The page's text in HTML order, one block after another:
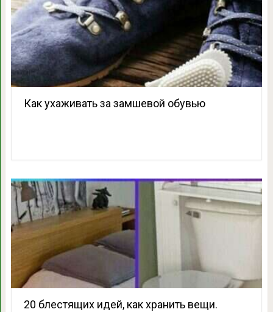
Как ухаживать за замшевой обувью
20 блестящих идей, как хранить вещи.